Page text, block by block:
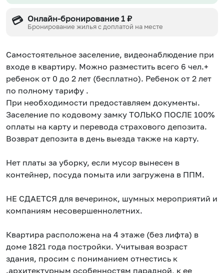
💳 Онлайн-бронирование 1 ₽
Бронирование жилья с доплатой на месте
Самостоятельное заселение, видеонаблюдение при
входе в квартиру. Можно разместить всего 6 чел.+
ребенок от 0 до 2 лет (бесплатно). Ребенок от 2 лет
по полному тарифу .
При необходимости предоставляем документы.
Заселение по кодовому замку ТОЛЬКО ПОСЛЕ 100%
оплаты на карту и перевода страхового депозита.
Возврат депозита в день выезда также на карту.
Нет платы за уборку, если мусор вынесен в
контейнер, посуда помыта или загружена в ППМ.
НЕ СДАЕТСЯ для вечеринок, шумных мероприятий и
компаниям несовершеннолетних.
Квартира расположена на 4 этаже (без лифта) в
доме 1821 года постройки. Учитывая возраст
здания, просим с пониманием отнестись к
.архитектурным особенностям парадной, к ее